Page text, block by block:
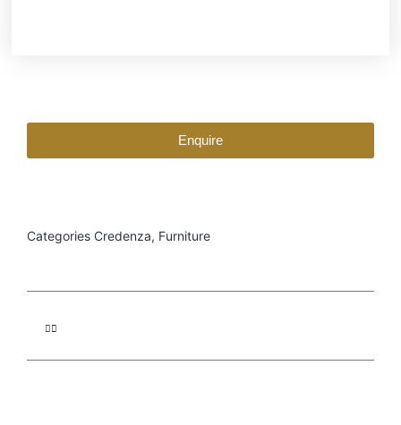
Enquire
Categories Credenza, Furniture